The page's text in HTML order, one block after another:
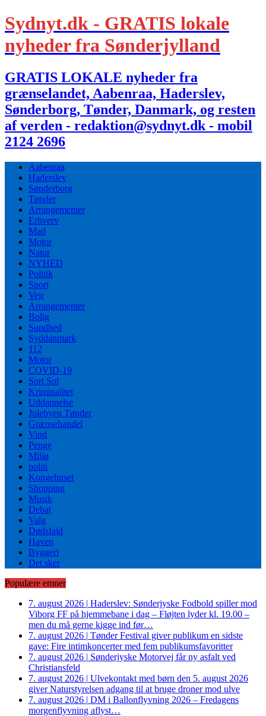
Sydnyt.dk - GRATIS lokale
nyheder fra Sønderjylland
GRATIS LOKALE nyheder fra
grænselandet, Aabenraa, Haderslev,
Sønderborg, Tønder, Danmark, og resten
af verden - redaktion@sydnyt.dk - mobil
2124 2696
Aabenraa
Haderslev
Sønderborg
Tønder
Arrangementer
Erhverv
Mad
Motor
Natur
NYHED
Politik
Sport
Vejr
Arrangementer
Bolig
Sundhed
Syddanmark
112
Motor
COVID-19
Sort Sol
Kriminalitet
Uddannelse
Julebyen Tønder
Grænsehandel
Vind
Penge
Miljø
politi
Kongehuset
Shopping
Musik
Debat
Valg
Dødsfald
Haven
Byggeri
Det sker
Populære emner
7. august 2026 | Haderslev: Sønderjyske Fodbold spiller mod
Viborg FF på hjemmebane i dag – Fløjten lyder kl. 19.00 –
men du må gerne kigge ind før…
7. august 2026 | Tønder Festival giver publikum en sidste
gave: Fire intimkoncerter med fem publikumsfavoritter
7. august 2026 | Sønderjyske Motorvej får ny asfalt ved
Christiansfeld
7. august 2026 | Ulvekontakt med børn den 5. august 2026
giver Naturstyrelsen adgang til at bruge droner mod ulve
7. august 2026 | DM i Ballonflyvning 2026 – Fredagens
morgenflyvning aflyst…